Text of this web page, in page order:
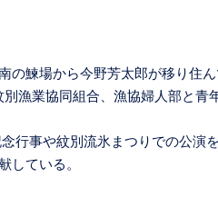
の鰊場から今野芳太郎が移り住
漁業協同組合、漁協婦人部と青
事や紋別流氷まつりでの公演
している。